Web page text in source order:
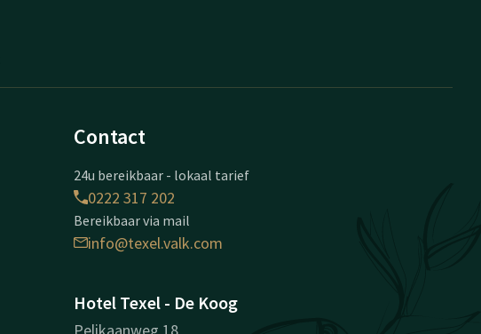
Contact
24u bereikbaar - lokaal tarief
0222 317 202
Bereikbaar via mail
info@texel.valk.com
Hotel Texel - De Koog
Pelikaanweg 18